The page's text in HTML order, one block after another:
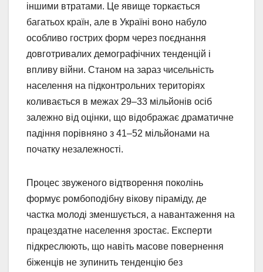
іншими втратами. Це явище торкається
багатьох країн, але в Україні воно набуло
особливо гострих форм через поєднання
довготривалих демографічних тенденцій і
впливу війни. Станом на зараз чисельність
населення на підконтрольних територіях
коливається в межах 29–33 мільйонів осіб
залежно від оцінки, що відображає драматичне
падіння порівняно з 41–52 мільйонами на
початку незалежності.
Процес звуженого відтворення поколінь
формує ромбоподібну вікову піраміду, де
частка молоді зменшується, а навантаження на
працездатне населення зростає. Експерти
підкреслюють, що навіть масове повернення
біженців не зупинить тенденцію без